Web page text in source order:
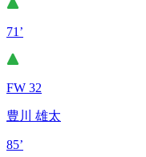
71’
FW 32
豊川 雄太
85’